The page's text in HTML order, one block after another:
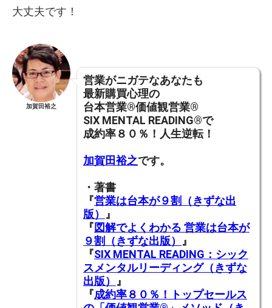
大丈夫です！
加賀田裕之
営業がニガテなあなたも
最新購買心理の
台本営業®︎価値観営業®︎
SIX MENTAL READING®︎で
成約率８０％！人生逆転！
加賀田裕之です。
・著書
『営業は台本が９割（きずな出
版）
』
『図解でよくわかる 営業は台本が
９割（きずな出版）
』
『SIX MENTAL READING：シック
スメンタルリーディング（きずな
出版）
』
『成約率８０％！トップセールス